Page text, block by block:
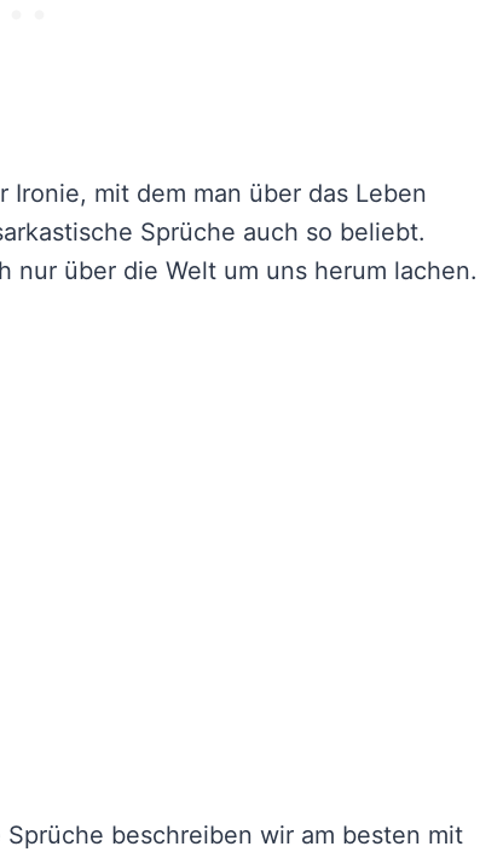
Ironie, mit dem man über das Leben
Sprüche auch so beliebt.
nur über die Welt um uns herum lachen.
beschreiben wir am besten mit